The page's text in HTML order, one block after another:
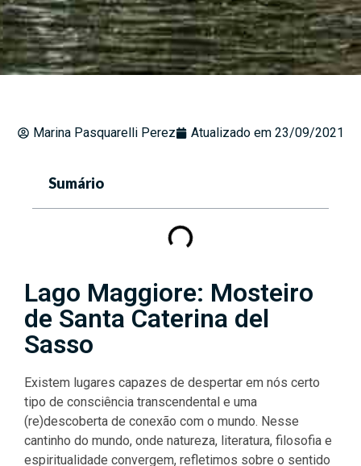
Marina Pasquarelli Perez Atualizado em 23/09/2021
Lago Maggiore: Mosteiro
de Santa Caterina del
Sasso
Existem lugares capazes de despertar em nós certo
tipo de consciência transcendental e uma
(re)descoberta de conexão com o mundo. Nesse
cantinho do mundo, onde natureza, literatura, filosofia e
espiritualidade convergem, refletimos sobre o sentido
Sumário